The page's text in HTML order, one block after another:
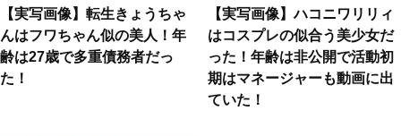
【実写画像】転生きょうちゃ
んはフワちゃん似の美人！年
齢は27歳で多重債務者だっ
た！
【実写画像】ハコニワリリィ
はコスプレの似合う美少女だ
った！年齢は非公開で活動初
期はマネージャーも動画に出
ていた！